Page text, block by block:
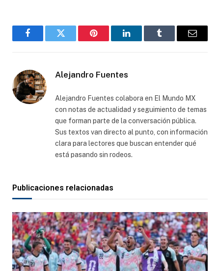
FacebookGorjeo Pinterest LinkedInTumblr
Correo
Alejandro Fuentes
Alejandro Fuentes colabora en El Mundo MX
con notas de actualidad y seguimiento de temas
que forman parte de la conversación pública.
Sus textos van directo al punto, con información
clara para lectores que buscan entender qué
está pasando sin rodeos.
Publicaciones relacionadas